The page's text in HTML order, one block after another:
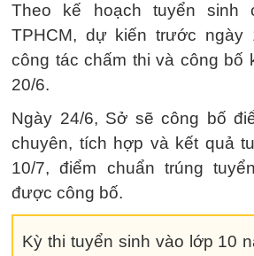
Theo kế hoạch tuyển sinh
TPHCM, dự kiến trước ngày
công tác chấm thi và công bố
20/6.
Ngày 24/6, Sở sẽ công bố
chuyên, tích hợp và kết quả
10/7, điểm chuẩn trúng
được công bố.
Kỳ thi tuyển sinh vào lớp 10